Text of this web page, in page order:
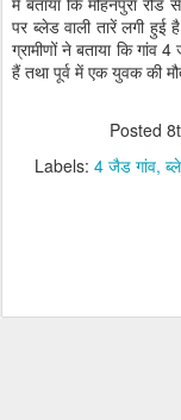
पर ब्लेड वाली तारें लगी हुई
ग्रामीणों ने बताया कि
हैं तथा पूर्व में एक युवक की
Posted
Labels: 4 जैड गांव